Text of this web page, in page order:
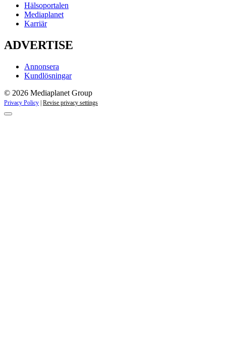
Hälsoportalen
Mediaplanet
Karriär
ADVERTISE
Annonsera
Kundlösningar
© 2026 Mediaplanet Group
Privacy Policy | Revise privacy settings